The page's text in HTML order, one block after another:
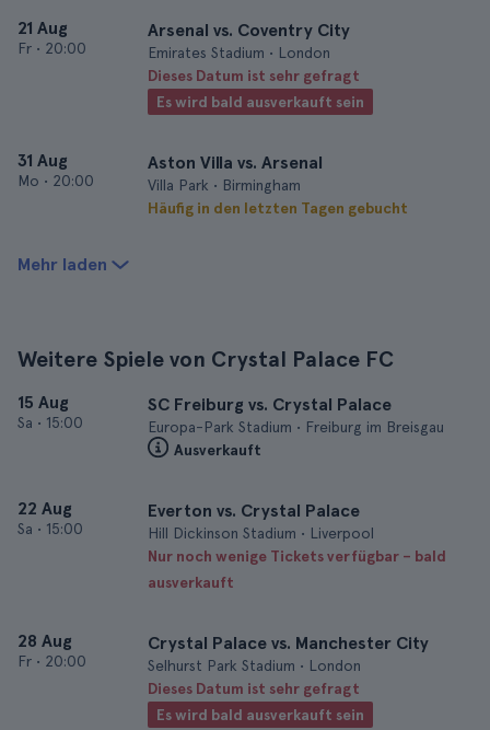
21 Aug
Fr • 20:00
Arsenal vs. Coventry City
Emirates Stadium • London
Dieses Datum ist sehr gefragt
Es wird bald ausverkauft sein
31 Aug
Mo • 20:00
Aston Villa vs. Arsenal
Villa Park • Birmingham
Häufig in den letzten Tagen gebucht
Mehr laden
Weitere Spiele von Crystal Palace FC
15 Aug
Sa • 15:00
SC Freiburg vs. Crystal Palace
Europa-Park Stadium • Freiburg im Breisgau
Ausverkauft
22 Aug
Sa • 15:00
Everton vs. Crystal Palace
Hill Dickinson Stadium • Liverpool
Nur noch wenige Tickets verfügbar – bald
ausverkauft
28 Aug
Fr • 20:00
Crystal Palace vs. Manchester City
Selhurst Park Stadium • London
Dieses Datum ist sehr gefragt
Es wird bald ausverkauft sein